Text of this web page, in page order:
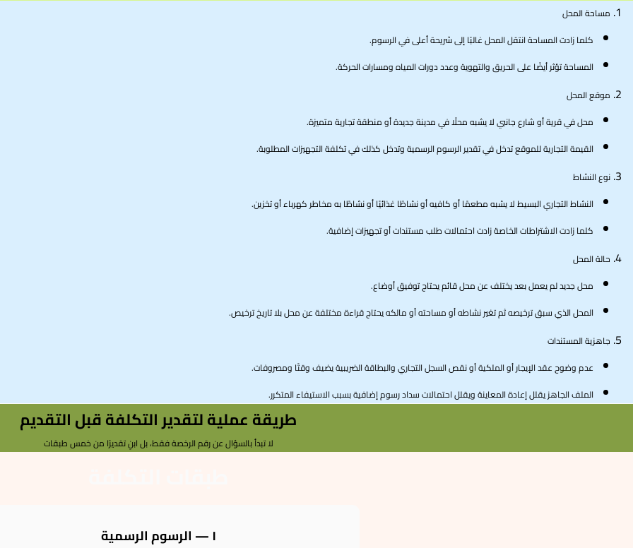
مساحة المحل
كلما زادت المساحة انتقل المحل غالبًا إلى شريحة أعلى في الرسوم.
المساحة تؤثر أيضًا على الحريق والتهوية وعدد دورات المياه ومسارات الحركة.
موقع المحل
محل في قرية أو شارع جانبي لا يشبه محلًا في مدينة جديدة أو منطقة تجارية متميزة.
القيمة التجارية للموقع تدخل في تقدير الرسوم الرسمية وتدخل كذلك في تكلفة التجهيزات المطلوبة.
نوع النشاط
النشاط التجاري البسيط لا يشبه مطعمًا أو كافيه أو نشاطًا غذائيًا أو نشاطًا به مخاطر كهرباء أو تخزين.
كلما زادت الاشتراطات الخاصة زادت احتمالات طلب مستندات أو تجهيزات إضافية.
حالة المحل
محل جديد لم يعمل بعد يختلف عن محل قائم يحتاج توفيق أوضاع.
المحل الذي سبق ترخيصه ثم تغير نشاطه أو مساحته أو مالكه يحتاج قراءة مختلفة عن محل بلا تاريخ ترخيص.
جاهزية المستندات
عدم وضوح عقد الإيجار أو الملكية أو نقص السجل التجاري والبطاقة الضريبية يضيف وقتًا ومصروفات.
الملف الجاهز يقلل إعادة المعاينة ويقلل احتمالات سداد رسوم إضافية بسبب الاستيفاء المتكرر.
طريقة عملية لتقدير التكلفة قبل التقديم
لا تبدأ بالسؤال عن رقم الرخصة فقط، بل ابنِ تقديرًا من خمس طبقات
١ — الرسوم الرسمية